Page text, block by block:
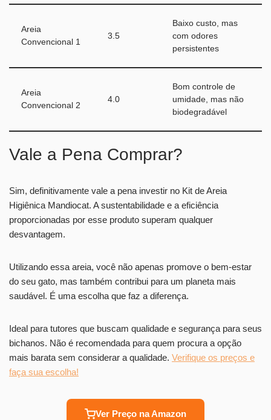
Areia
Convencional 1
3.5
Baixo custo, mas
com odores
persistentes
Areia
Convencional 2
4.0
Bom controle de
umidade, mas não
biodegradável
Vale a Pena Comprar?
Sim, definitivamente vale a pena investir no Kit de Areia
Higiênica Mandiocat. A sustentabilidade e a eficiência
proporcionadas por esse produto superam qualquer
desvantagem.
Utilizando essa areia, você não apenas promove o bem-estar
do seu gato, mas também contribui para um planeta mais
saudável. É uma escolha que faz a diferença.
Ideal para tutores que buscam qualidade e segurança para seus
bichanos. Não é recomendada para quem procura a opção
mais barata sem considerar a qualidade. Verifique os preços e
faça sua escolha!
Ver Preço na Amazon